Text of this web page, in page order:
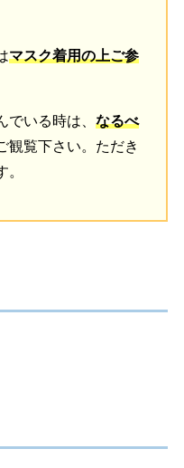
マスク着用の上ご参
でいる時は、なるべ
観覧下さい。ただき